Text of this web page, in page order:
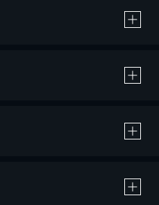
ド決済による作品の購入 / レンタルです。